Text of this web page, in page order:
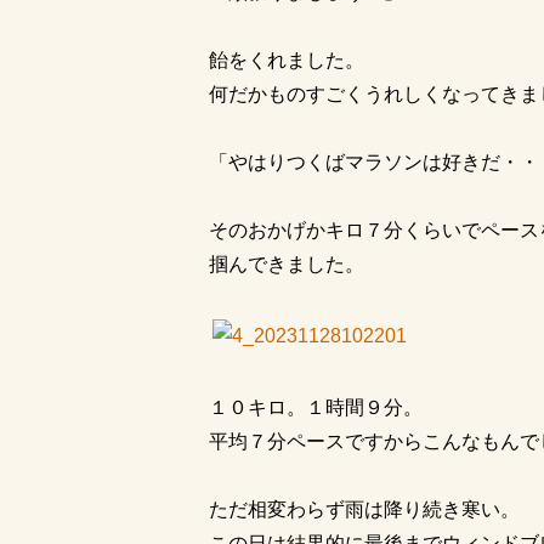
飴をくれました。
何だかものすごくうれしくなってきま
「やはりつくばマラソンは好きだ・・
そのおかげかキロ７分くらいでペース
掴んできました。
１０キロ。１時間９分。
平均７分ペースですからこんなもんで
ただ相変わらず雨は降り続き寒い。